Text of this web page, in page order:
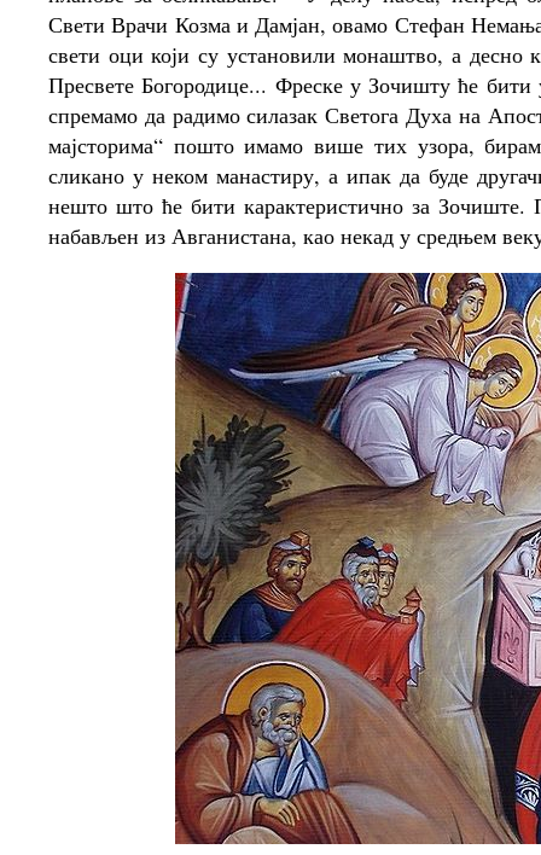
Свети Врачи Козма и Дамјан, овамо Стефан
свети оци који су установили монаштво, а десно
Пресвете Богородице... Фреске у Зочишту ће
спремамо да радимо силазак Светога Духа на
мајсторима“ пошто имамо више тих узора,
сликано у неком манастиру, а ипак да буде
нешто што ће бити карактеристично за Зочиште.
набављен из Авганистана, као некад у средњем